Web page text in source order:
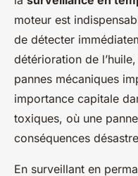
moteur est
de détecter
détérioration de
pannes mécaniques
importance capitale
toxiques, où une
conséquences
En surveillant en